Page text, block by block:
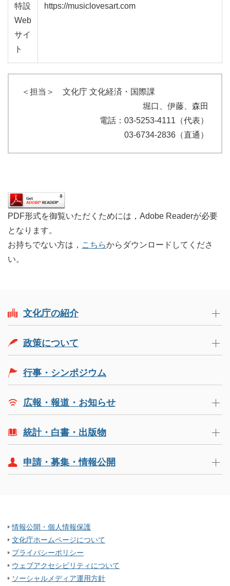
特設
Web
サイ
ト
https://musiclovesart.com
＜担当＞ 文化庁 文化経済・国際課
堀口、伊藤、森田
電話：03-5253-4111（代表）
03-6734-2836（直通）
PDF形式を御覧いただくためには，Adobe Readerが必要
となります。
お持ちでない方は， こちらからダウンロードしてくださ
い。
文化庁の紹介
政策について
行事・シンポジウム
広報・報道・お知らせ
統計・白書・出版物
申請・募集・情報公開
情報公開・個人情報保護
文化庁ホームページについて
プライバシーポリシー
ウェブアクセシビリティについて
ソーシャルメディア運用方針